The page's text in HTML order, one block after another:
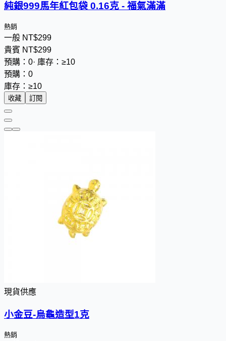
純銀999馬年紅包袋 0.16克 - 福氣滿滿
熱銷
一般 NT$299
貴賓 NT$299
預購：0· 庫存：≥10
預購：0
庫存：≥10
收藏 訂閱
現貨供應
小金豆-烏龜造型1克
熱銷